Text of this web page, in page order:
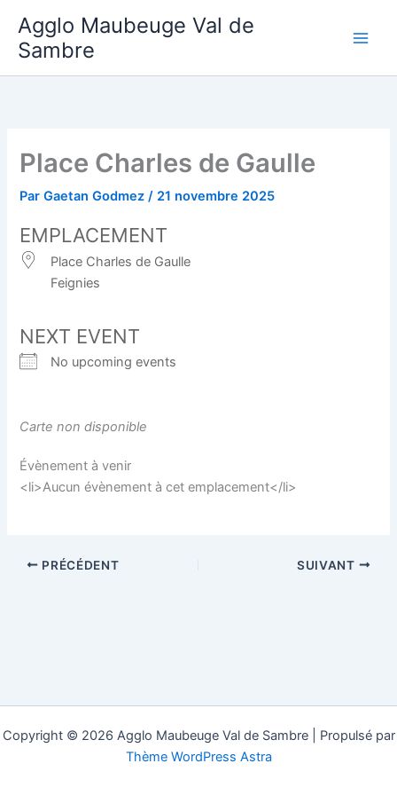
contenu
Agglo Maubeuge Val de
Sambre
Place Charles de Gaulle
ParGaetan Godmez/ 21 novembre 2025
EMPLACEMENT
Place Charles de Gaulle
Feignies
NEXT EVENT
No upcoming events
Carte non disponible
Évènement à venir
<li>Aucun évènement à cet emplacement</li>
PRÉCÉDENT SUIVANT
Copyright © 2026 Agglo Maubeuge Val de Sambre | Propulsé par
Thème WordPress Astra